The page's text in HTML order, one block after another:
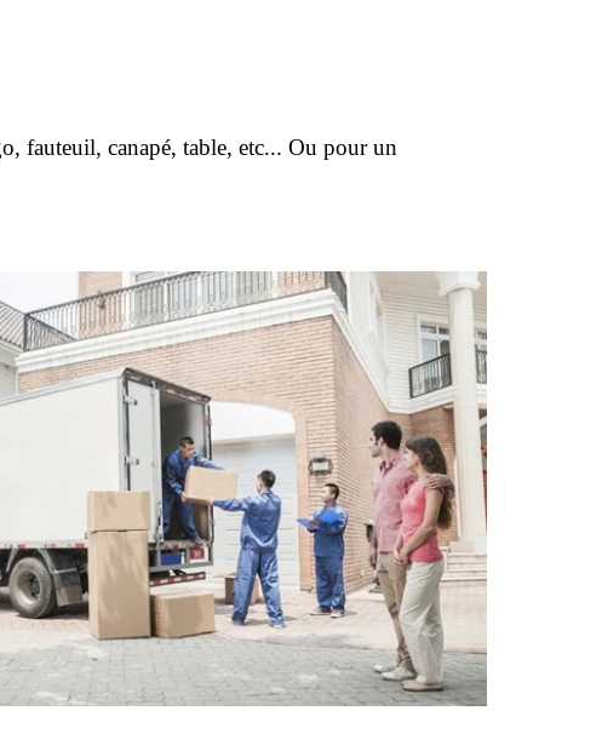
fauteuil, canapé, table, etc... Ou pour un